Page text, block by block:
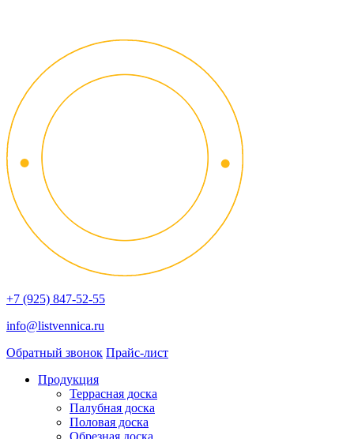
+7 (925) 847-52-55
info@listvennica.ru
Обратный звонок Прайс-лист
Продукция
Террасная доска
Палубная доска
Половая доска
Обрезная доска